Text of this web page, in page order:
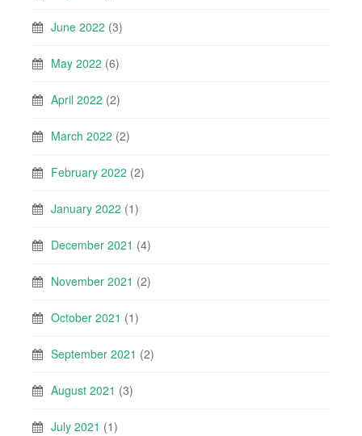
June 2022 (3)
May 2022 (6)
April 2022 (2)
March 2022 (2)
February 2022 (2)
January 2022 (1)
December 2021 (4)
November 2021 (2)
October 2021 (1)
September 2021 (2)
August 2021 (3)
July 2021 (1)